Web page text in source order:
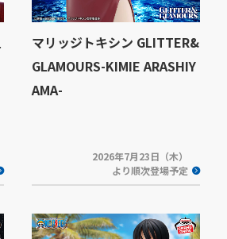
マリッジトキシン GLITTER&
GLAMOURS-KIMIE ARASHIY
AMA-
2026年7月23日（木）
より順次登場予定